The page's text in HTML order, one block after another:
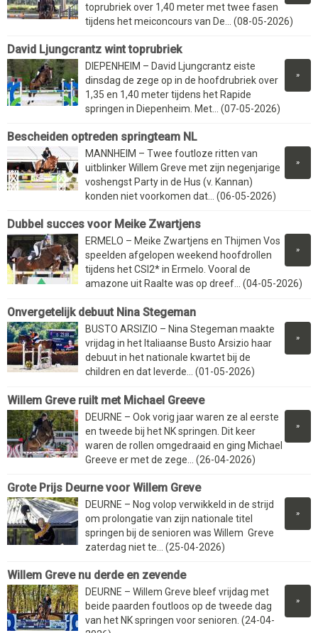
toprubriek over 1,40 meter met twee fasen
tijdens het meiconcours van De... (08-05-2026)
David Ljungcrantz wint toprubriek
»
DIEPENHEIM – David Ljungcrantz eiste
dinsdag de zege op in de hoofdrubriek over
1,35 en 1,40 meter tijdens het Rapide
springen in Diepenheim. Met... (07-05-2026)
Bescheiden optreden springteam NL
»
MANNHEIM – Twee foutloze ritten van
uitblinker Willem Greve met zijn negenjarige
voshengst Party in de Hus (v. Kannan)
konden niet voorkomen dat... (06-05-2026)
Dubbel succes voor Meike Zwartjens
»
ERMELO – Meike Zwartjens en Thijmen Vos
speelden afgelopen weekend hoofdrollen
tijdens het CSI2* in Ermelo. Vooral de
amazone uit Raalte was op dreef... (04-05-2026)
Onvergetelijk debuut Nina Stegeman
»
BUSTO ARSIZIO – Nina Stegeman maakte
vrijdag in het Italiaanse Busto Arsizio haar
debuut in het nationale kwartet bij de
children en dat leverde... (01-05-2026)
Willem Greve ruilt met Michael Greeve
»
DEURNE – Ook vorig jaar waren ze al eerste
en tweede bij het NK springen. Dit keer
waren de rollen omgedraaid en ging Michael
Greeve er met de zege... (26-04-2026)
Grote Prijs Deurne voor Willem Greve
»
DEURNE – Nog volop verwikkeld in de strijd
om prolongatie van zijn nationale titel
springen bij de senioren was Willem Greve
zaterdag niet te... (25-04-2026)
Willem Greve nu derde en zevende
»
DEURNE – Willem Greve bleef vrijdag met
beide paarden foutloos op de tweede dag
van het NK springen voor senioren. (24-04-